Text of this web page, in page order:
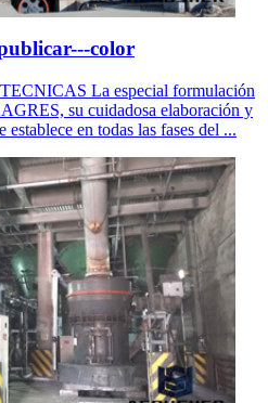
color
La especial formulación
su cuidadosa elaboración y
en todas las fases del ...